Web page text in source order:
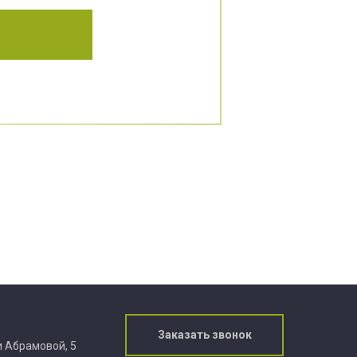
Абрамовой, 5
Заказать звонок